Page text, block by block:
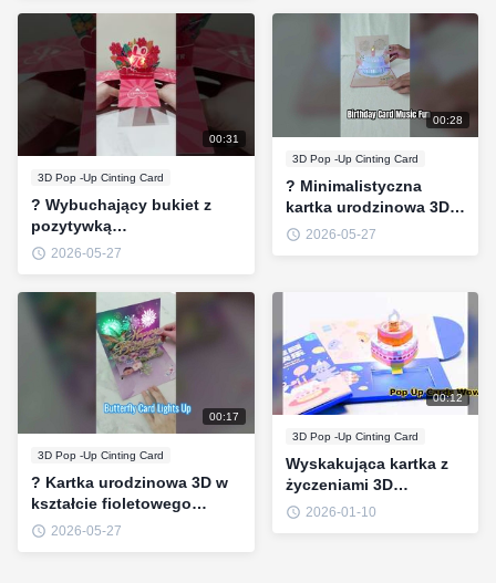
#3DPopUp
#RomantycznyWystrój
00:31
3D Pop -Up Cinting Card
? Wybuchający bukiet z
pozytywką
#WalentynkiPrezent
#3DPopUp
#RóżowyEstetyczny
2026-05-27
00:28
3D Pop -Up Cinting Card
? Minimalistyczna
kartka urodzinowa 3D z
muzyką #BirthdayGift
2026-05-27
00:17
3D Pop -Up Cinting Card
? Kartka urodzinowa 3D w
kształcie fioletowego
motyla z muzyką i
2026-05-27
00:12
3D Pop -Up Cinting Card
Wyskakująca kartka z
życzeniami 3D
Niestandardowe
2026-01-10